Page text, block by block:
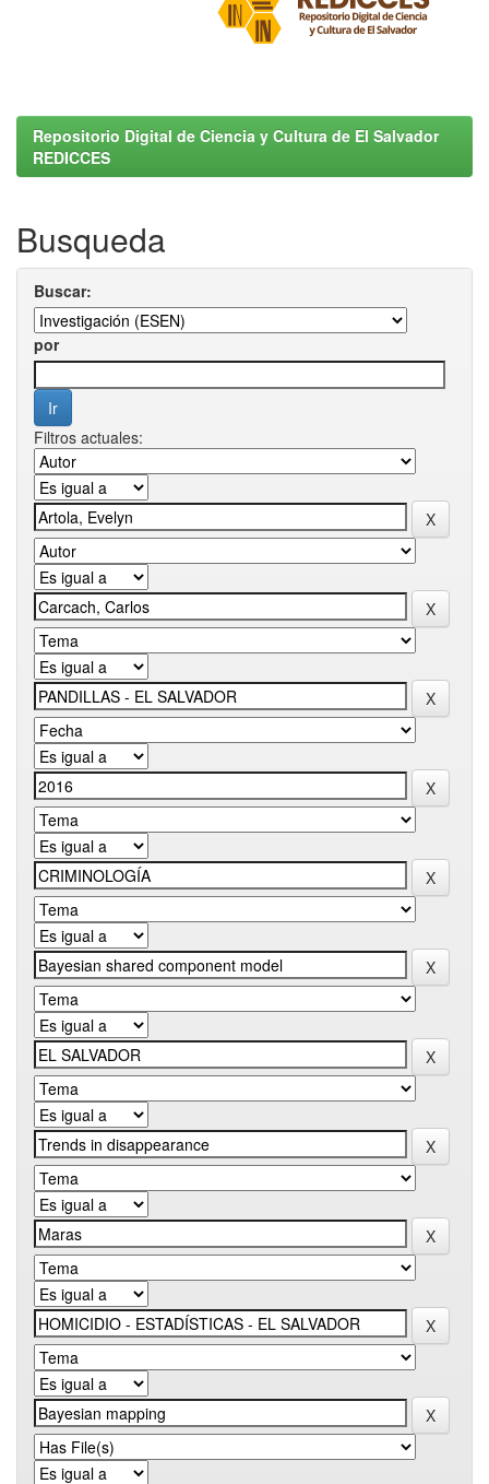
Repositorio Digital de Ciencia y Cultura de El Salvador
REDICCES
Busqueda
Buscar:
por
Filtros actuales: